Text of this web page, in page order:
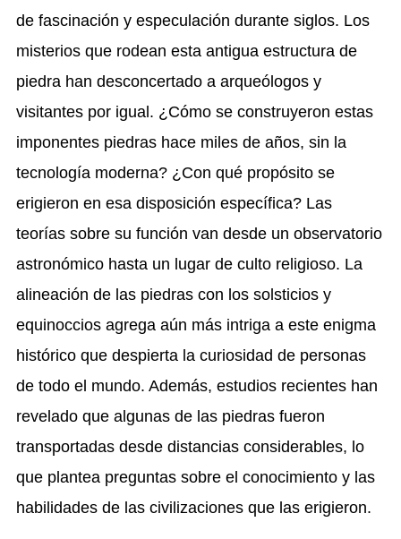
de fascinación y especulación durante siglos. Los
misterios que rodean esta antigua estructura de
piedra han desconcertado a arqueólogos y
visitantes por igual. ¿Cómo se construyeron estas
imponentes piedras hace miles de años, sin la
tecnología moderna? ¿Con qué propósito se
erigieron en esa disposición específica? Las
teorías sobre su función van desde un observatorio
astronómico hasta un lugar de culto religioso. La
alineación de las piedras con los solsticios y
equinoccios agrega aún más intriga a este enigma
histórico que despierta la curiosidad de personas
de todo el mundo. Además, estudios recientes han
revelado que algunas de las piedras fueron
transportadas desde distancias considerables, lo
que plantea preguntas sobre el conocimiento y las
habilidades de las civilizaciones que las erigieron.